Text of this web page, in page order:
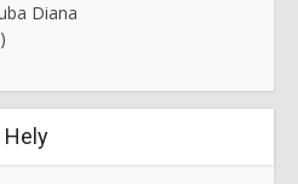
Diana
Hely